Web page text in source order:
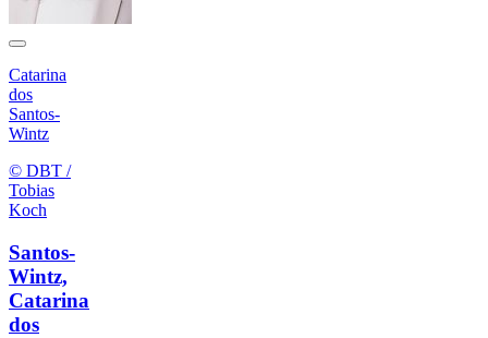
Catarina
dos
Santos-
Wintz
© DBT /
Tobias
Koch
Santos-
Wintz,
Catarina
dos